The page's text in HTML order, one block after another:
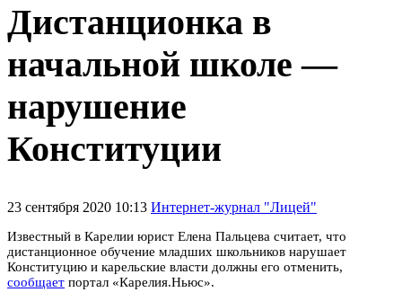
Дистанционка в
начальной школе —
нарушение
Конституции
23 сентября 2020 10:13 Интернет-журнал "Лицей"
Известный в Карелии юрист Елена Пальцева считает, что
дистанционное обучение младших школьников нарушает
Конституцию и карельские власти должны его отменить,
сообщает портал «Карелия.Ньюс».